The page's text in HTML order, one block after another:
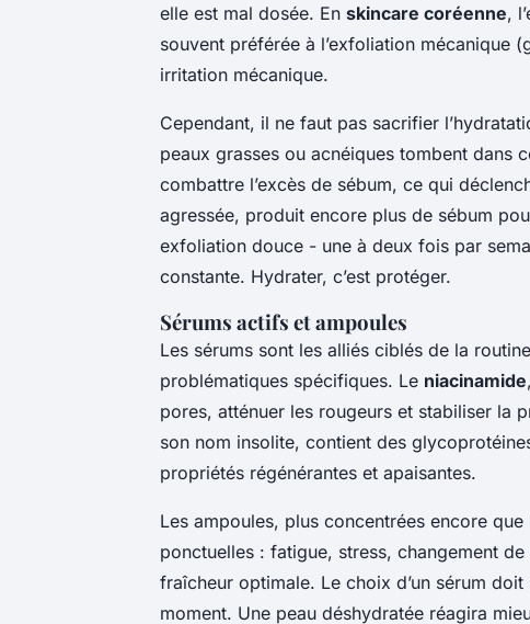
elle est mal dosée. En skincare coréenne,
souvent préférée à l’exfoliation mécanique
irritation mécanique.
Cependant, il ne faut pas sacrifier
peaux grasses ou acnéiques tombent dans
combattre l’excès de sébum, ce qui
agressée, produit encore plus de sébum
exfoliation douce - une à deux fois par
constante. Hydrater, c’est protéger.
Sérums actifs et ampoules
Les sérums sont les alliés ciblés de la
problématiques spécifiques. Le niacinamide
pores, atténuer les rougeurs et stabiliser la
son nom insolite, contient des
propriétés régénérantes et apaisantes.
Les ampoules, plus concentrées encore
ponctuelles : fatigue, stress, changement
fraîcheur optimale. Le choix d’un sérum
moment. Une peau déshydratée réagira